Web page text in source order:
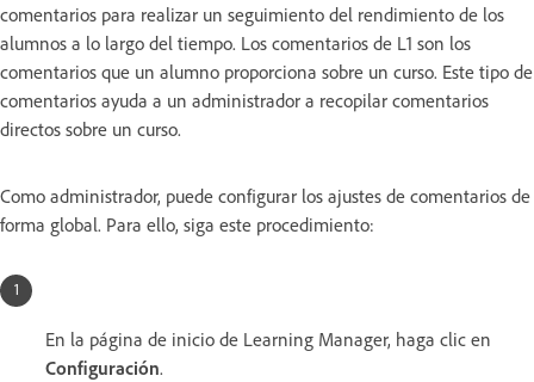
comentarios para realizar un seguimiento del rendimiento de los
alumnos a lo largo del tiempo. Los comentarios de L1 son los
comentarios que un alumno proporciona sobre un curso. Este tipo de
comentarios ayuda a un administrador a recopilar comentarios
directos sobre un curso.
Como administrador, puede configurar los ajustes de comentarios de
forma global. Para ello, siga este procedimiento:
En la página de inicio de Learning Manager, haga clic en
Configuración.